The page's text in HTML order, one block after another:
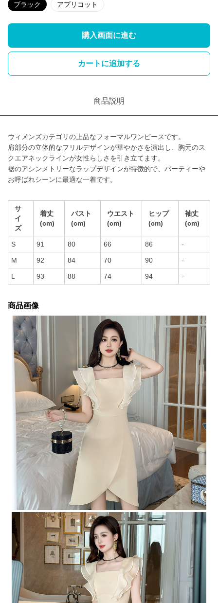
ブラック アプリコット
購入画面に進む
カートに追加する
商品説明
ウィメンズカテゴリの上品なフォーマルワンピースです。
肩部分の立体的なフリルデザインが華やかさを演出し、胸元のス
クエアネックラインが女性らしさを引き立てます。
裾のアシンメトリーなラップデザインが特徴的で、パーティーや
お呼ばれシーンに最適な一着です。
サ
イ
ズ
着丈
(cm)
バスト
(cm)
ウエスト
(cm)
ヒップ
(cm)
袖丈
(cm)
S 91 80 66 86 -
M 92 84 70 90 -
L 93 88 74 94 -
商品画像